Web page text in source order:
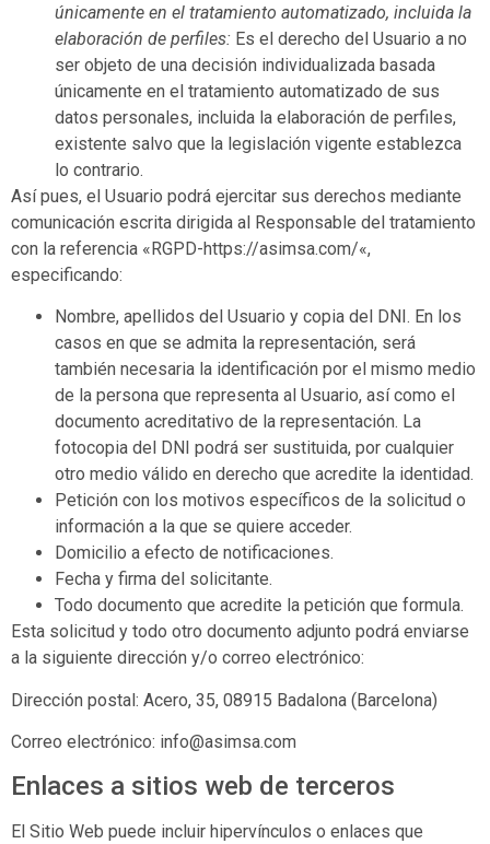
únicamente en el tratamiento automatizado, incluida la
elaboración de perfiles: Es el derecho del Usuario a no
ser objeto de una decisión individualizada basada
únicamente en el tratamiento automatizado de sus
datos personales, incluida la elaboración de perfiles,
existente salvo que la legislación vigente establezca
lo contrario.
Así pues, el Usuario podrá ejercitar sus derechos mediante
comunicación escrita dirigida al Responsable del tratamiento
con la referencia «RGPD-https://asimsa.com/«,
especificando:
Nombre, apellidos del Usuario y copia del DNI. En los
casos en que se admita la representación, será
también necesaria la identificación por el mismo medio
de la persona que representa al Usuario, así como el
documento acreditativo de la representación. La
fotocopia del DNI podrá ser sustituida, por cualquier
otro medio válido en derecho que acredite la identidad.
Petición con los motivos específicos de la solicitud o
información a la que se quiere acceder.
Domicilio a efecto de notificaciones.
Fecha y firma del solicitante.
Todo documento que acredite la petición que formula.
Esta solicitud y todo otro documento adjunto podrá enviarse
a la siguiente dirección y/o correo electrónico:
Dirección postal: Acero, 35, 08915 Badalona (Barcelona)
Correo electrónico: info@asimsa.com
Enlaces a sitios web de terceros
El Sitio Web puede incluir hipervínculos o enlaces que